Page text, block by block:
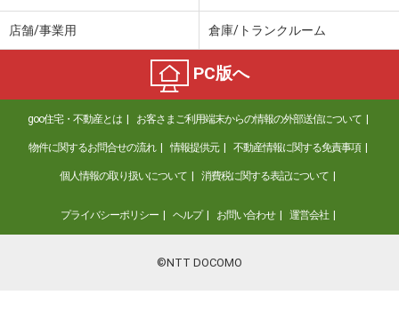
店舗/事業用 倉庫/トランクルーム
PC版へ
goo住宅・不動産とは お客さまご利用端末からの情報の外部送信について
物件に関するお問合せの流れ 情報提供元 不動産情報に関する免責事項
個人情報の取り扱いについて 消費税に関する表記について
プライバシーポリシー ヘルプ お問い合わせ 運営会社
©NTT DOCOMO